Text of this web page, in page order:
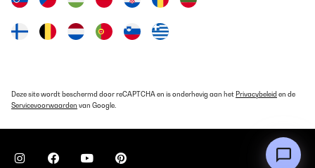
Deze site wordt beschermd door reCAPTCHA en is onderhevig aan het Privacybeleid en de
Servicevoorwaarden van Google.